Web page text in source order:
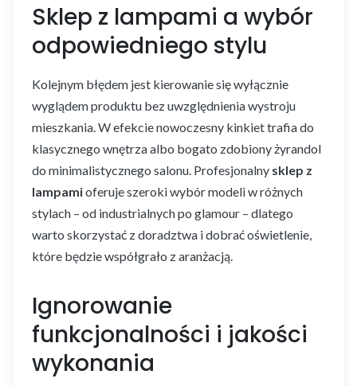
Sklep z lampami a wybór
odpowiedniego stylu
Kolejnym błędem jest kierowanie się wyłącznie
wyglądem produktu bez uwzględnienia wystroju
mieszkania. W efekcie nowoczesny kinkiet trafia do
klasycznego wnętrza albo bogato zdobiony żyrandol
do minimalistycznego salonu. Profesjonalny sklep z
lampamioferuje szeroki wybór modeli w różnych
stylach – od industrialnych po glamour – dlatego
warto skorzystać z doradztwa i dobrać oświetlenie,
które będzie współgrało z aranżacją.
Ignorowanie
funkcjonalności i jakości
wykonania